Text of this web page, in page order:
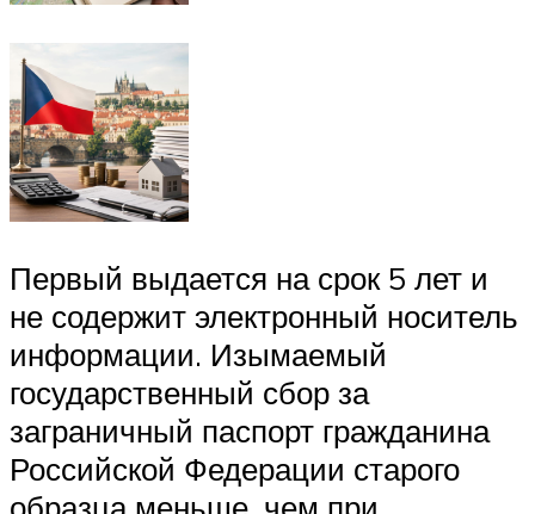
Первый выдается на срок 5 лет и
не содержит электронный носитель
информации. Изымаемый
государственный сбор за
заграничный паспорт гражданина
Российской Федерации старого